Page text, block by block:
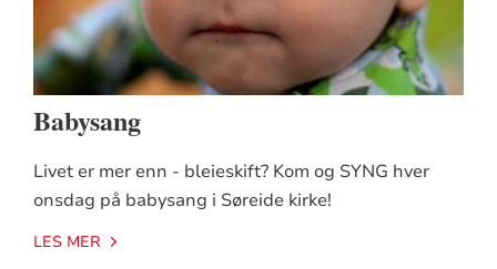
Babysang
Livet er mer enn - bleieskift? Kom og SYNG hver
onsdag på babysang i Søreide kirke!
LES MER